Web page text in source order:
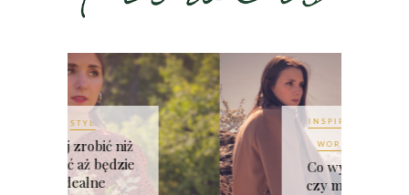
INSPIRACJE STYL
WORKING GIRL
Co wybrać: dom
czy mieszkanie?